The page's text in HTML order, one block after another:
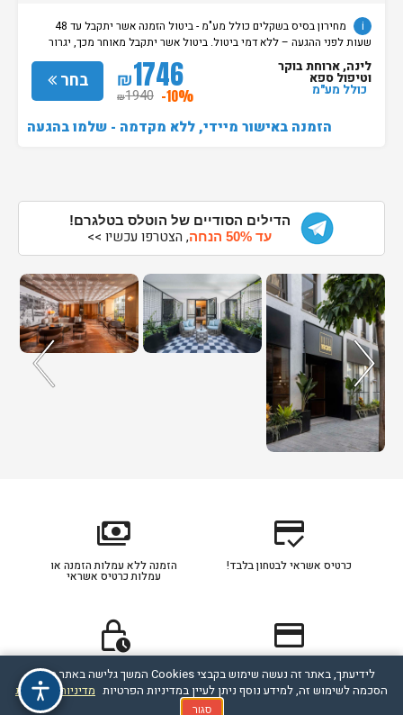
i
מחירון בסיס בשקלים כולל מע"מ - ביטול הזמנה אשר יתקבל עד 48
שעות לפני ההגעה – ללא דמי ביטול. ביטול אשר יתקבל מאוחר מכך, יגרור
חיוב בסך 50% מעלות ההזמנה. אי הגעה ללא כל הודעה מוקדמת תגרור חיוב
בסך 100% מעלות ההזמנה. מדיניות קבלת/עזיבת חדרים: שעת קבלת החדרים
הינה החל מהשעה 15:00. בימי שבת / חג: קבלת חדרים החל מצאת
השבת/החג. שעת עזיבת חדרים בכל ימות השבוע עד השעה 11:00. בימי שבת/
בחר ₪1746
₪1940 -10%
לינה, ארוחת בוקר
וטיפול ספא
כולל מע"מ
הזמנה באישור מיידי, ללא מקדמה - שלמו בהגעה
הדילים הסודיים של הוטלס בטלגרם!
עד 50% הנחה
, הצטרפו עכשיו >>
credit_score
כרטיס אשראי לבטחון בלבד!
payments
הזמנה ללא עמלות הזמנה או
עמלות כרטיס אשראי
credit_card
כרטיס אשראי מסוג דיירקט
מחוייב לפי הסכם תנאי חברת
האשראי עם הלקוח
lock_clock
תהליך ההזמנה מאובטח
לידיעתך, באתר זה נעשה שימוש בקבצי Cookies המשך גלישה באתר מהווה
הסכמה לשימוש זה, למידע נוסף ניתן לעיין במדיניות הפרטיות מדיניות הפרטיות
סגור